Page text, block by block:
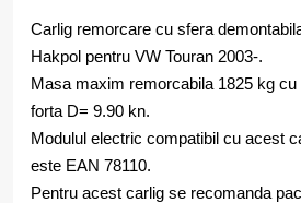
Carlig remorcare cu sfera
Hakpol pentru VW Touran 2003-.
Masa maxim remorcabila 1825 kg
forta D= 9.90 kn.
Modulul electric compatibil cu acest
este EAN 78110.
Pentru acest carlig se recomanda